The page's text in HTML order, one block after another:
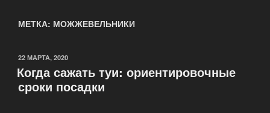
МЕТКА: МОЖЖЕВЕЛЬНИКИ
22 МАРТА, 2020
Когда сажать туи: ориентировочные
сроки посадки